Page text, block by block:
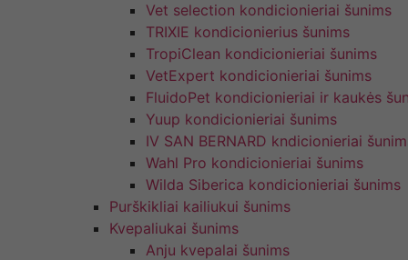
Vet selection kondicionieriai šunims
TRIXIE kondicionierius šunims
TropiClean kondicionieriai šunims
VetExpert kondicionieriai šunims
FluidoPet kondicionieriai ir kaukės
Yuup kondicionieriai šunims
IV SAN BERNARD kndicionieriai
Wahl Pro kondicionieriai šunims
Wilda Siberica kondicionieriai šunims
Purškikliai kailiukui šunims
Kvepaliukai šunims
Anju kvepalai šunims